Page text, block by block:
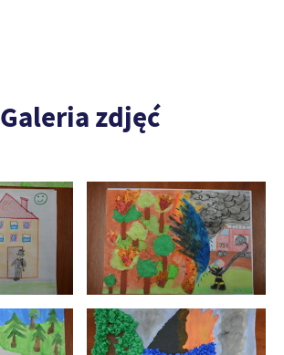
Galeria zdjęć